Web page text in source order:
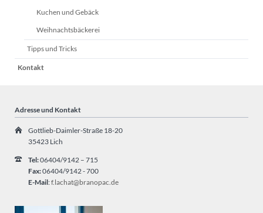
Kuchen und Gebäck
Weihnachtsbäckerei
Tipps und Tricks
Kontakt
Adresse und Kontakt
Gottlieb-Daimler-Straße 18-20
35423 Lich
Tel:06404/9142 – 715
Fax:06404/9142 - 700
E-Mail:f.lachat@branopac.de